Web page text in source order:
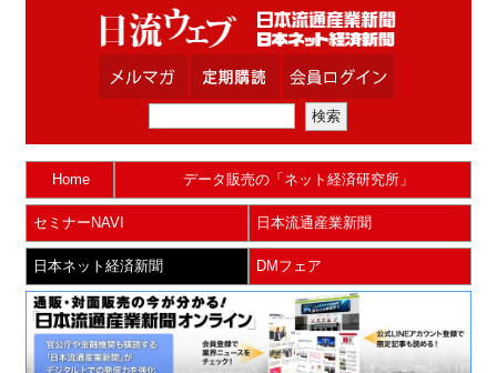
Home データ販売の「ネット経済研究所」
セミナーNAVI 日本流通産業新聞
日本ネット経済新聞 DMフェア